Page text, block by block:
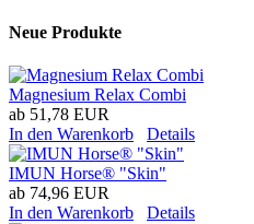
Neue Produkte
Magnesium Relax Combi
ab 51,78 EUR
In den Warenkorb
Details
IMUN Horse® "Skin"
ab 74,96 EUR
In den Warenkorb
Details